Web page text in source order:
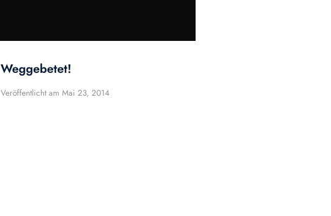
Weggebetet!
Veröffentlicht am Mai 23, 2014